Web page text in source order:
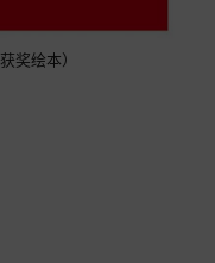
奖绘本）